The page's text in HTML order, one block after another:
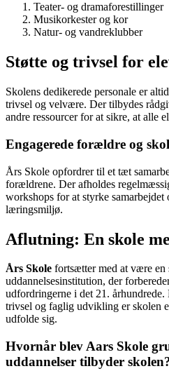
Teater- og dramaforestillinger
Musikorkester og kor
Natur- og vandreklubber
Støtte og trivsel for
Skolens dedikerede personale er
trivsel og velvære. Der tilbydes
andre ressourcer for at sikre, at alle
Engagerede forældre og
Års Skole opfordrer til et tæt
forældrene. Der afholdes
workshops for at styrke samarbejdet
læringsmiljø.
Aflutning: En skole
Års Skole fortsætter med at være en
uddannelsesinstitution, der
udfordringerne i det 21.
trivsel og faglig udvikling er skolen
udfolde sig.
Hvornår blev Aars Skole
uddannelser tilbyder